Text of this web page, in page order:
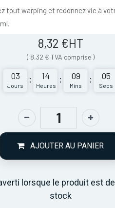
tout warping et redonnez vie à
8,32 €HT
( 8,32 € TVA comprise )
03
Jours
: 14
Heures
: 09
Mins
: 05
Secs
AJOUTER AU PANIER
lorsque le produit est
stock